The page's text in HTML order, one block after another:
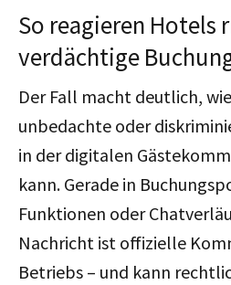
So reagieren Hotels
verdächtige
Der Fall macht deutlich,
unbedachte oder
in der digitalen
kann. Gerade in
Funktionen oder
Nachricht ist offizielle
Betriebs – und kann